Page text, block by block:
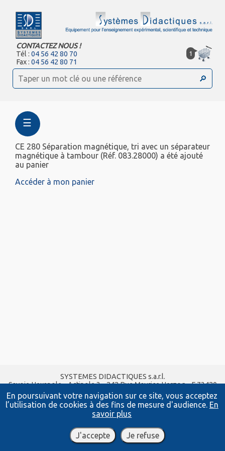
En poursuivant votre navigation sur ce site, vous acceptez
l’utilisation de cookies à des fins de mesure d'audience. En
savoir plus
J'accepte Je refuse
CONTACTEZ NOUS !
Tél :04 56 42 80 70
Fax :04 56 42 80 71
1
☰
CE 280 Séparation magnétique, tri avec un séparateur
magnétique à tambour (Réf. 083.28000) a été ajouté
au panier
Accéder à mon panier
SYSTEMES DIDACTIQUES s.a.r.l.
Savoie Hexapole - Actipole 3 - 242 Rue Maurice Herzog - F 73420
VIVIERS DU LAC
Tel : 04 56 42 80 70| Fax :04 56 42 80 71
xavier.granjon@systemes-didactiques.fr
www.systemes-didactiques.fr